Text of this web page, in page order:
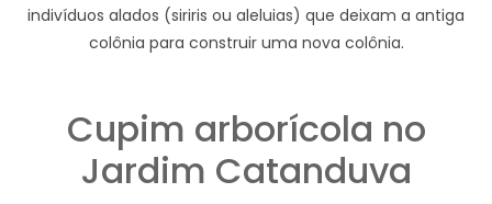
indivíduos alados (siriris ou aleluias) que deixam a antiga
colônia para construir uma nova colônia.
Cupim arborícola no
Jardim Catanduva